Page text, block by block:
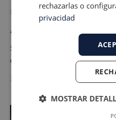
Sistemas Operativos
Adquisición de
Si estás metido en el
equipos, seguro que has
empresa necesita un
un CRM o una
es evidente. Pero, ¿qué
mayoría de las veces nos
21 feb. 2026 3 min de lectura
rechazarlas o
privacidad
MOSTRAR